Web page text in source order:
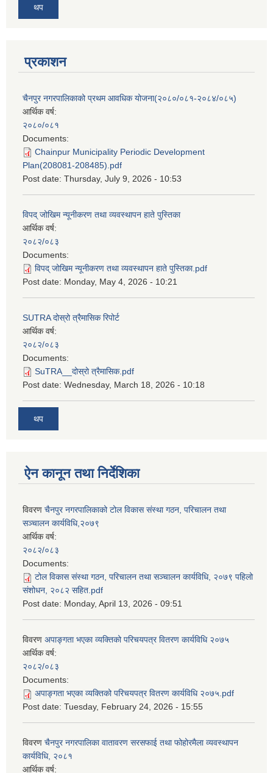
थप
प्रकाशन
चैनपुर नगरपालिकाको प्रथम आवधिक योजना(२०८०/०८१-२०८४/०८५)
आर्थिक वर्ष:
२०८०/०८१
Documents:
Chainpur Municipality Periodic Development
Plan(208081-208485).pdf
Post date: Thursday, July 9, 2026 - 10:53
विपद् जोखिम न्यूनीकरण तथा व्यवस्थापन हाते पुस्तिका
आर्थिक वर्ष:
२०८२/०८३
Documents:
विपद् जोखिम न्यूनीकरण तथा व्यवस्थापन हाते पुस्तिका.pdf
Post date: Monday, May 4, 2026 - 10:21
SUTRA दोस्रो त्रैमासिक रिपोर्ट
आर्थिक वर्ष:
२०८२/०८३
Documents:
SuTRA__दोस्रो त्रैमासिक.pdf
Post date: Wednesday, March 18, 2026 - 10:18
थप
ऐन कानून तथा निर्देशिका
विवरण चैनपुर नगरपालिकाको टोल विकास संस्था गठन, परिचालन तथा
सञ्चालन कार्यविधि,२०७९
आर्थिक वर्ष:
२०८२/०८३
Documents:
टोल विकास संस्था गठन, परिचालन तथा सञ्चालन कार्यविधि, २०७९ पहिलो
संशोधन, २०८२ सहित.pdf
Post date: Monday, April 13, 2026 - 09:51
विवरण अपाङ्गता भएका व्यक्तिको परिचयपत्र वितरण कार्यविधि २०७५
आर्थिक वर्ष:
२०८२/०८३
Documents:
अपाङ्गता भएका व्यक्तिको परिचयपत्र वितरण कार्यविधि २०७५.pdf
Post date: Tuesday, February 24, 2026 - 15:55
विवरण चैनपुर नगरपालिका वातावरण सरसफाई तथा फोहोरमैला व्यवस्थापन
कार्यविधि, २०८१
आर्थिक वर्ष: